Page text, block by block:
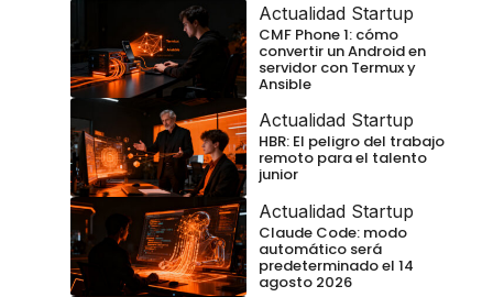
Actualidad Startup
CMF Phone 1: cómo
convertir un Android en
servidor con Termux y
Ansible
Actualidad Startup
HBR: El peligro del trabajo
remoto para el talento
junior
Actualidad Startup
Claude Code: modo
automático será
predeterminado el 14
agosto 2026